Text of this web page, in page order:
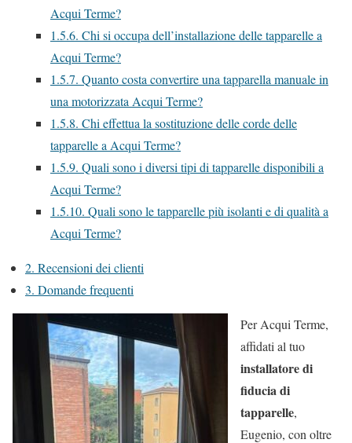
Acqui Terme?
1.5.6. Chi si occupa dell’installazione delle tapparelle a
Acqui Terme?
1.5.7. Quanto costa convertire una tapparella manuale in
una motorizzata Acqui Terme?
1.5.8. Chi effettua la sostituzione delle corde delle
tapparelle a Acqui Terme?
1.5.9. Quali sono i diversi tipi di tapparelle disponibili a
Acqui Terme?
1.5.10. Quali sono le tapparelle più isolanti e di qualità a
Acqui Terme?
2. Recensioni dei clienti
3. Domande frequenti
Per Acqui Terme,
affidati al tuo
installatore di
fiducia di
tapparelle,
Eugenio, con oltre